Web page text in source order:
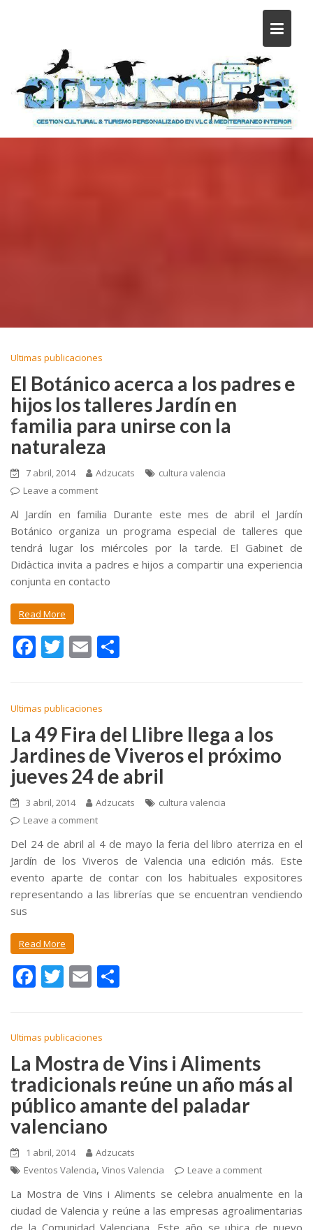
Ultimas publicaciones
El Botánico acerca a los padres e
hijos los talleres Jardín en
familia para unirse con la
naturaleza
7 abril, 2014 Adzucats
cultura valencia
Leave a comment
Al Jardín en familia Durante este mes de abril el Jardín
Botánico organiza un programa especial de talleres que
tendrá lugar los miércoles por la tarde. El Gabinet de
Didàctica invita a padres e hijos a compartir una experiencia
conjunta en contacto
Read More
F
b
o
o
k
T
er
E
l
ar
ti
r
Ultimas publicaciones
La 49 Fira del Llibre llega a los
Jardines de Viveros el próximo
jueves 24 de abril
3 abril, 2014 Adzucats
cultura valencia
Leave a comment
Del 24 de abril al 4 de mayo la feria del libro aterriza en el
Jardín de los Viveros de Valencia una edición más. Este
evento aparte de contar con los habituales expositores
representando a las librerías que se encuentran vendiendo
sus
Read More
F
b
o
o
k
T
er
E
l
ar
ti
r
Ultimas publicaciones
La Mostra de Vins i Aliments
tradicionals reúne un año más al
público amante del paladar
valenciano
1 abril, 2014
Adzucats
Eventos Valencia, Vinos Valencia Leave a comment
La Mostra de Vins i Aliments se celebra anualmente en la
ciudad de Valencia y reúne a las empresas agroalimentarias